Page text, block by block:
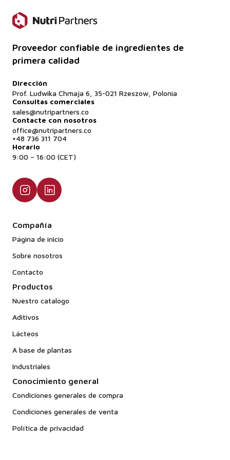
Proveedor confiable de ingredientes de
primera calidad
Dirección
Prof. Ludwika Chmaja 6, 35-021 Rzeszów, Polonia
Consultas comerciales
sales@nutripartners.co
Contacte con nosotros
office@nutripartners.co
+48 736 311 704
Horario
9:00 – 16:00 (CET)
Compañía
Página de inicio
Sobre nosotros
Contacto
Productos
Nuestro catalogo
Aditivos
Lácteos
A base de plantas
Industriales
Conocimiento general
Condiciones generales de compra
Condiciones generales de venta
Política de privacidad